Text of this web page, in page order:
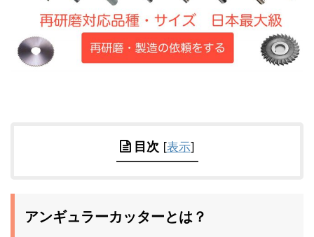
目次 [表示]
アンギュラーカッターとは？